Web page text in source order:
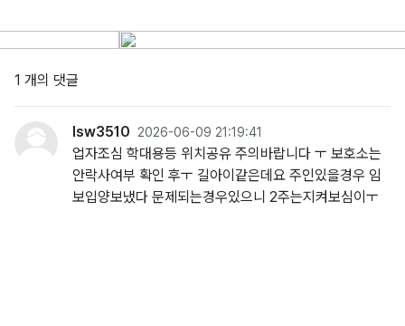
1 개의 댓글
lsw3510 2026-06-09 21:19:41
업자조심 학대용등 위치공유 주의바랍니다 ㅜ 보호소는
안락사여부 확인 후ㅜ 길아이같은데요 주인있을경우 임
보입양보냈다 문제되는경우있으니 2주는지켜보심이ㅜ